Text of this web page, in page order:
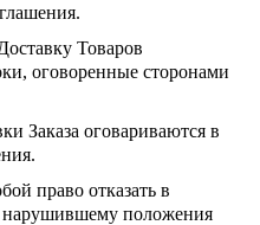
Товаров
оговоренные сторонами
Заказа оговариваются в
право отказать в
положения